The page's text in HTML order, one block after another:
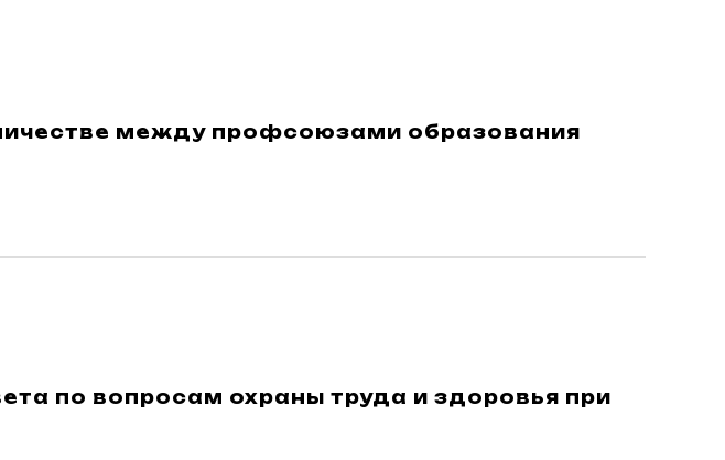
между профсоюзами образования
по вопросам охраны труда и здоровья при